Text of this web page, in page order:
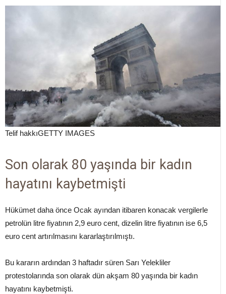
Telif hakkıGETTY IMAGES
Son olarak 80 yaşında bir kadın
hayatını kaybetmişti
Hükümet daha önce Ocak ayından itibaren konacak vergilerle
petrolün litre fiyatının 2,9 euro cent, dizelin litre fiyatının ise 6,5
euro cent artırılmasını kararlaştırılmıştı.
Bu kararın ardından 3 haftadır süren Sarı Yelekliler
protestolarında son olarak dün akşam 80 yaşında bir kadın
hayatını kaybetmişti.